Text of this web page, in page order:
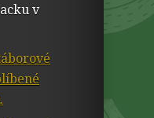
v
.